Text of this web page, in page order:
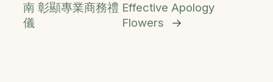
南 彰顯專業商務禮
儀
Effective Apology
Flowers
→